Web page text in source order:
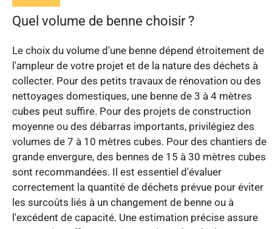
Quel volume de benne choisir ?
Le choix du volume d'une benne dépend étroitement de
l'ampleur de votre projet et de la nature des déchets à
collecter. Pour des petits travaux de rénovation ou des
nettoyages domestiques, une benne de 3 à 4 mètres
cubes peut suffire. Pour des projets de construction
moyenne ou des débarras importants, privilégiez des
volumes de 7 à 10 mètres cubes. Pour des chantiers de
grande envergure, des bennes de 15 à 30 mètres cubes
sont recommandées. Il est essentiel d'évaluer
correctement la quantité de déchets prévue pour éviter
les surcoûts liés à un changement de benne ou à
l'excédent de capacité. Une estimation précise assure